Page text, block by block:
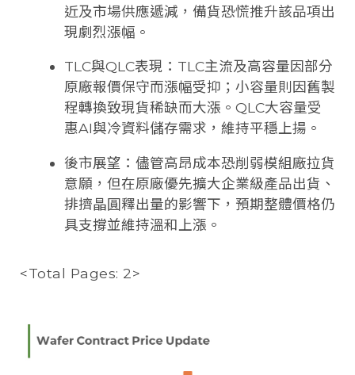
近及市場供應遞減，備貨恐慌推升該品項出
現劇烈漲幅。
TLC與QLC表現：TLC主流及高容量因部分
原廠報價保守而漲幅受抑；小容量則因舊製
程轉換致現貨稀缺而大漲。QLC大容量受
惠AI與冷資料儲存需求，維持平穩上揚。
後市展望：儘管高昂成本恐削弱模組廠拉貨
意願，但在原廠優先擴大企業級產品出貨、
排擠晶圓釋出量的影響下，預期整體價格仍
具支撐並維持溫和上漲。
<Total Pages: 2>